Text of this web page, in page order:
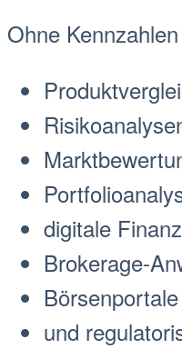
Ohne
Markt
Portfolio
digitale
Brokerage-
Börsenportale
und